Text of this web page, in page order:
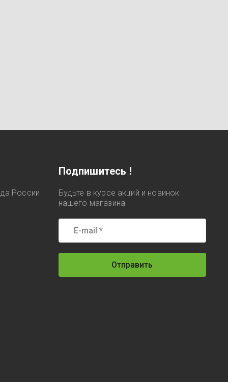
России
Подпишитесь !
Будьте в курсе акций и новинок
нашего магазина
Отправить